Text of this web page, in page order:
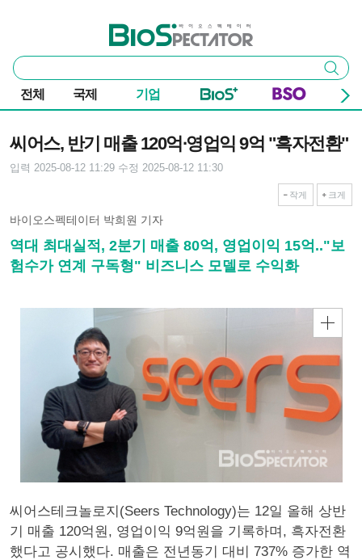
바이오스펙테이터
통
합
검
색
검색
전체 국제 기업
씨어스, 반기 매출 120억∙영업익 9억 "흑자전환"
입력 2025-08-12 11:29 수정 2025-08-12 11:30
작게 크게
바이오스펙테이터 박희원 기자
역대 최대실적, 2분기 매출 80억, 영업이익 15억.."보
험수가 연계 구독형" 비즈니스 모델로 수익화
씨어스테크놀로지(Seers Technology)는 12일 올해 상반
기 매출 120억원, 영업이익 9억원을 기록하며, 흑자전환
했다고 공시했다. 매출은 전년동기 대비 737% 증가한 역